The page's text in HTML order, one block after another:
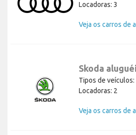
Locadoras: 3
Veja os carros de
Skoda
Tipos de veículos:
Locadoras: 2
Veja os carros de